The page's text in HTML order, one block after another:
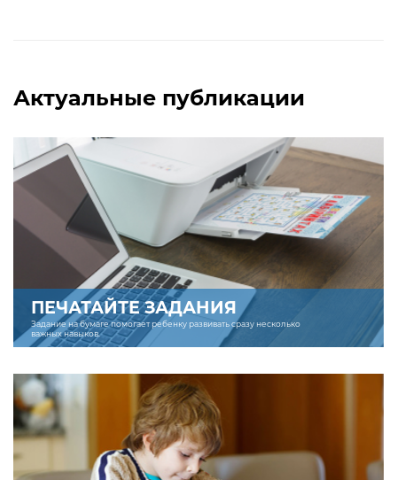
Актуальные публикации
ПЕЧАТАЙТЕ ЗАДАНИЯ
Задание на бумаге помогает ребенку развивать сразу несколько
важных навыков.